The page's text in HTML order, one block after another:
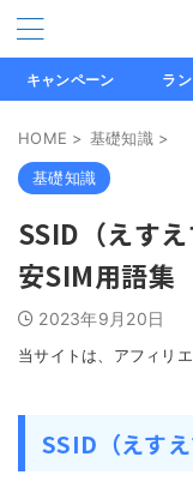
キャンペーン ラ
HOME > 基礎知識 >
基礎知識
SSID（えす
安SIM用語集
2023年9月20日
当サイトは、アフィリ
SSID（えすえ